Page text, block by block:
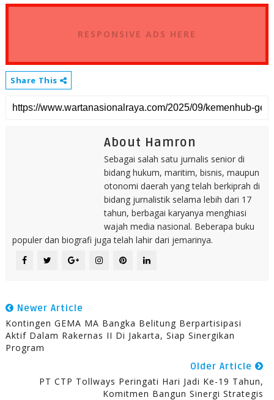
RESPONSIVE ADS HERE
Share This
About Hamron
Sebagai salah satu jurnalis senior di
bidang hukum, maritim, bisnis, maupun
otonomi daerah yang telah berkiprah di
bidang jurnalistik selama lebih dari 17
tahun, berbagai karyanya menghiasi
wajah media nasional. Beberapa buku
populer dan biografi juga telah lahir dari jemarinya.
Newer Article
Kontingen GEMA MA Bangka Belitung Berpartisipasi
Aktif Dalam Rakernas II Di Jakarta, Siap Sinergikan
Program
Older Article
PT CTP Tollways Peringati Hari Jadi Ke-19 Tahun,
Komitmen Bangun Sinergi Strategis